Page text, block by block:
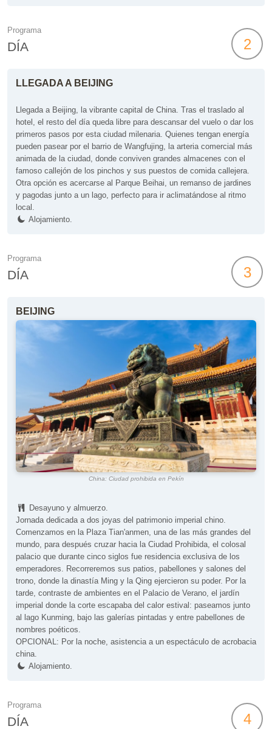
Programa
DÍA 2
LLEGADA A BEIJING
Llegada a Beijing, la vibrante capital de China. Tras el traslado al
hotel, el resto del día queda libre para descansar del vuelo o dar los
primeros pasos por esta ciudad milenaria. Quienes tengan energía
pueden pasear por el barrio de Wangfujing, la arteria comercial más
animada de la ciudad, donde conviven grandes almacenes con el
famoso callejón de los pinchos y sus puestos de comida callejera.
Otra opción es acercarse al Parque Beihai, un remanso de jardines
y pagodas junto a un lago, perfecto para ir aclimatándose al ritmo
local.
Alojamiento.
Programa
DÍA 3
BEIJING
China: Ciudad prohibida en Pekín
Desayuno y almuerzo.
Jornada dedicada a dos joyas del patrimonio imperial chino.
Comenzamos en la Plaza Tian'anmen, una de las más grandes del
mundo, para después cruzar hacia la Ciudad Prohibida, el colosal
palacio que durante cinco siglos fue residencia exclusiva de los
emperadores. Recorreremos sus patios, pabellones y salones del
trono, donde la dinastía Ming y la Qing ejercieron su poder. Por la
tarde, contraste de ambientes en el Palacio de Verano, el jardín
imperial donde la corte escapaba del calor estival: paseamos junto
al lago Kunming, bajo las galerías pintadas y entre pabellones de
nombres poéticos.
OPCIONAL: Por la noche, asistencia a un espectáculo de acrobacia
china.
Alojamiento.
Programa
DÍA 4